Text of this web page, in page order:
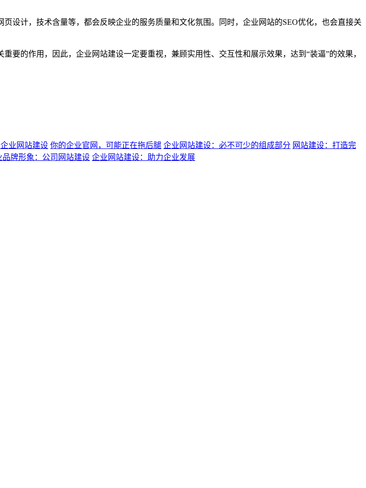
设计，技术含量等，都会反映企业的服务质量和文化氛围。同时，企业网站的SEO优化，也会直接关
要的作用，因此，企业网站建设一定要重视，兼顾实用性、交互性和展示效果，达到“装逼”的效果，
业网站建设 你的企业官网，可能正在拖后腿 企业网站建设：必不可少的组成部分 网站建设：打造完
品牌形象：公司网站建设 企业网站建设：助力企业发展